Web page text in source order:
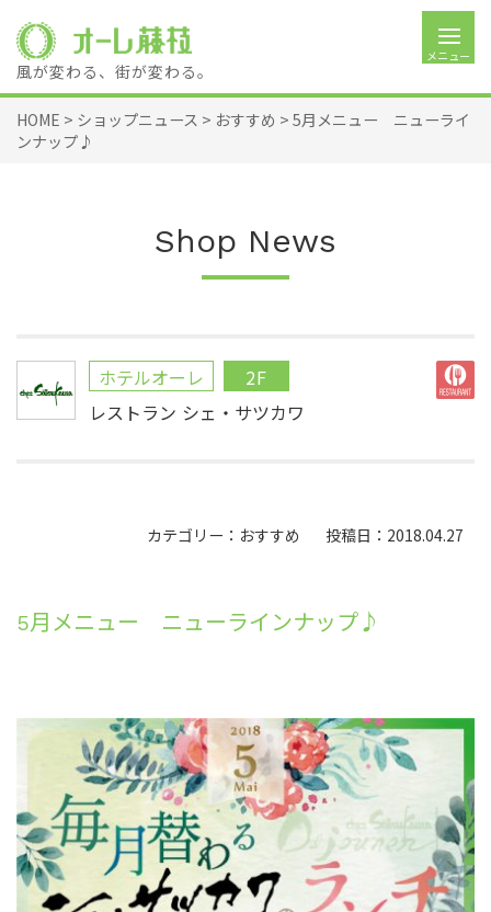
風が変わる、街が変わる。
メニュー
HOME > ショップニュース > おすすめ > 5月メニュー ニューライ
ンナップ♪
Shop News
ホテルオーレ 2F
レストラン シェ・サツカワ
カテゴリー：おすすめ 投稿日：2018.04.27
5月メニュー ニューラインナップ♪